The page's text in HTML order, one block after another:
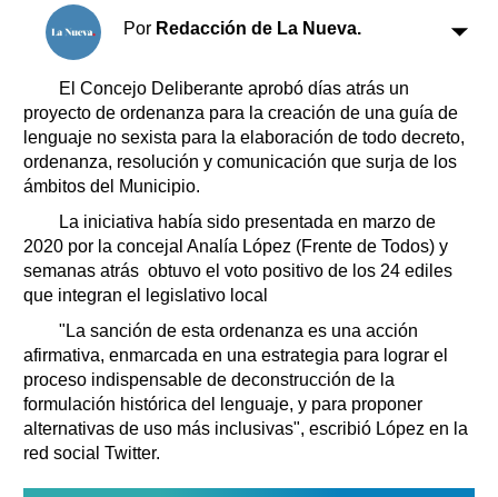
Clasificados
Horóscopo
Servicios
Farmacias
Transportes
Loterías
Fúnebres
Edictos
Teléfonos de urgencia
Por Redacción de La Nueva.
El Concejo Deliberante aprobó días atrás un
proyecto de ordenanza para la creación de una guía de
lenguaje no sexista para la elaboración de todo decreto,
ordenanza, resolución y comunicación que surja de los
ámbitos del Municipio.
La iniciativa había sido presentada en marzo de
2020 por la concejal Analía López (Frente de Todos) y
semanas atrás obtuvo el voto positivo de los 24 ediles
que integran el legislativo local
"La sanción de esta ordenanza es una acción
afirmativa, enmarcada en una estrategia para lograr el
proceso indispensable de deconstrucción de la
formulación histórica del lenguaje, y para proponer
alternativas de uso más inclusivas", escribió López en la
red social Twitter.